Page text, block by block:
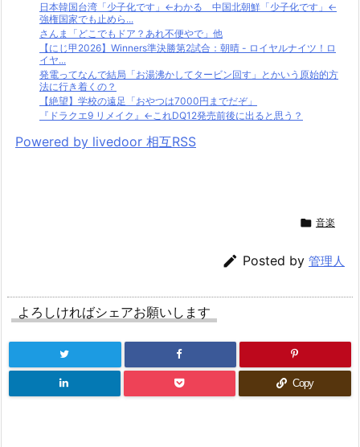
日本韓国台湾「少子化です」←わかる 中国北朝鮮「少子化です」←
強権国家でも止めら...
さんま「どこでもドア？あれ不便やで」他
【にじ甲2026】Winners準決勝第2試合：朝晴 - ロイヤルナイツ！ロ
イヤ...
発電ってなんで結局「お湯沸かしてタービン回す」とかいう原始的方
法に行き着くの？
【絶望】学校の遠足「おやつは7000円までだぞ」
『ドラクエ9 リメイク』←これDQ12発売前後に出ると思う？
Powered by livedoor 相互RSS
 音楽
 Posted by 管理人
よろしければシェアお願いします
Copy